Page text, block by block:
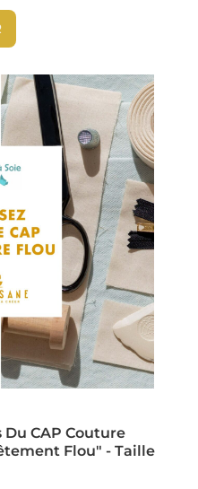
CAP Couture
Flou" - Taille